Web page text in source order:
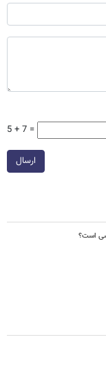
5 + 7 =
ارسال
است؟